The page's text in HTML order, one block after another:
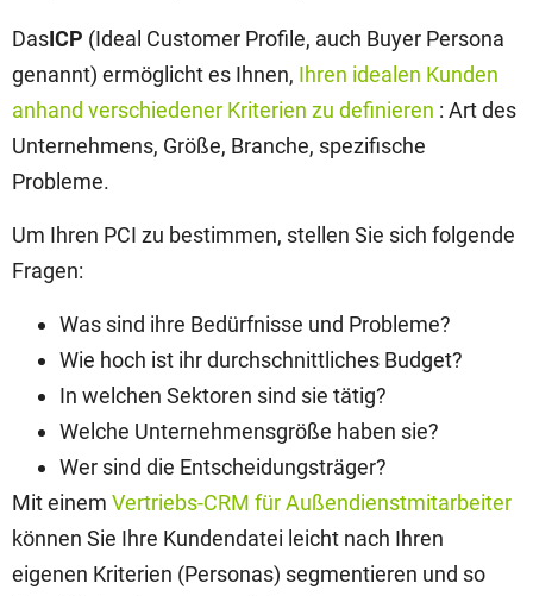
DasICP (Ideal Customer Profile, auch Buyer Persona
genannt) ermöglicht es Ihnen, Ihren idealen Kunden
anhand verschiedener Kriterien zu definieren : Art des
Unternehmens, Größe, Branche, spezifische
Probleme.
Um Ihren PCI zu bestimmen, stellen Sie sich folgende
Fragen:
Was sind ihre Bedürfnisse und Probleme?
Wie hoch ist ihr durchschnittliches Budget?
In welchen Sektoren sind sie tätig?
Welche Unternehmensgröße haben sie?
Wer sind die Entscheidungsträger?
Mit einem Vertriebs-CRM für Außendienstmitarbeiter
können Sie Ihre Kundendatei leicht nach Ihren
eigenen Kriterien (Personas) segmentieren und so